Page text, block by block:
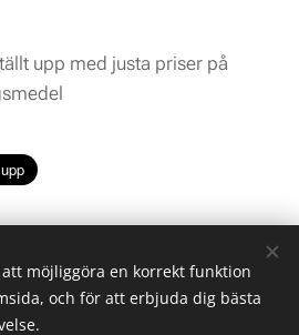
upp med justa priser på
Mittsverigebanan -
möjliggöra en korrekt funktion
och för att erbjuda dig bästa